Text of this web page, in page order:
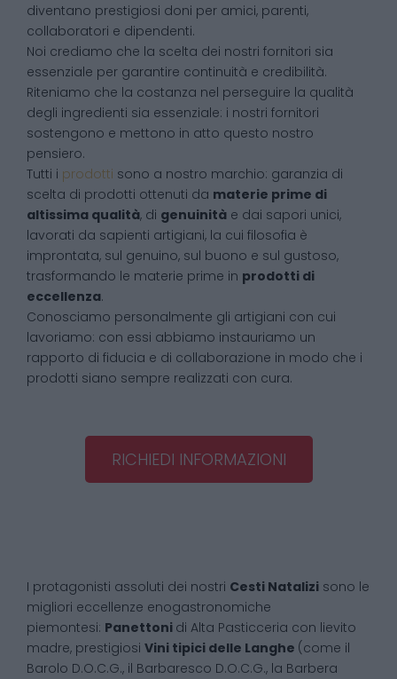
diventano prestigiosi doni per amici, parenti,
collaboratori e dipendenti.
Noi crediamo che la scelta dei nostri fornitori sia
essenziale per garantire continuità e credibilità.
Riteniamo che la costanza nel perseguire la qualità
degli ingredienti sia essenziale: i nostri fornitori
sostengono e mettono in atto questo nostro
pensiero.
Tutti i prodotti sono a nostro marchio: garanzia di
scelta di prodotti ottenuti da materie prime di
altissima qualità, di genuinità e dai sapori unici,
lavorati da sapienti artigiani, la cui filosofia è
improntata, sul genuino, sul buono e sul gustoso,
trasformando le materie prime in prodotti di
eccellenza.
Conosciamo personalmente gli artigiani con cui
lavoriamo: con essi abbiamo instauriamo un
rapporto di fiducia e di collaborazione in modo che i
prodotti siano sempre realizzati con cura.
RICHIEDI INFORMAZIONI
I protagonisti assoluti dei nostri Cesti Natalizi sono le
migliori eccellenze enogastronomiche
piemontesi: Panettoni di Alta Pasticceria con lievito
madre, prestigiosi Vini tipici delle Langhe (come il
Barolo D.O.C.G., il Barbaresco D.O.C.G., la Barbera